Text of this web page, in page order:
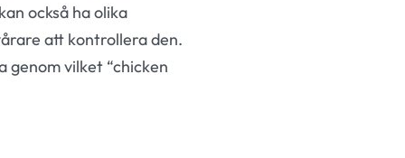
också ha olika
att kontrollera den.
vilket “chicken